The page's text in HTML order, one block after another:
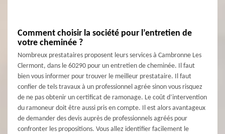
Comment choisir la société pour l’entretien de
votre cheminée ?
Nombreux prestataires proposent leurs services à Cambronne Les
Clermont, dans le 60290 pour un entretien de cheminée. Il faut
bien vous informer pour trouver le meilleur prestataire. Il faut
confier de tels travaux à un professionnel agrée sinon vous risquez
de ne pas obtenir un certificat de ramonage. Le coût d’intervention
du ramoneur doit être aussi pris en compte. Il est alors avantageux
de demander des devis auprès de professionnels agréés pour
confronter les propositions. Vous allez identifier facilement le